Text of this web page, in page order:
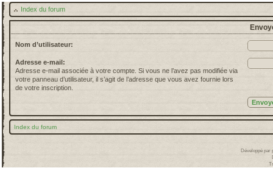
Index du forum
Nom d’utilisateur:
Adresse e-mail:
Adresse e-mail associée à votre compte. Si vous ne l’avez pas modifiée via
votre panneau d’utilisateur, il s’agit de l’adresse que vous avez fournie lors
de votre inscription.
Index du forum
Développé par